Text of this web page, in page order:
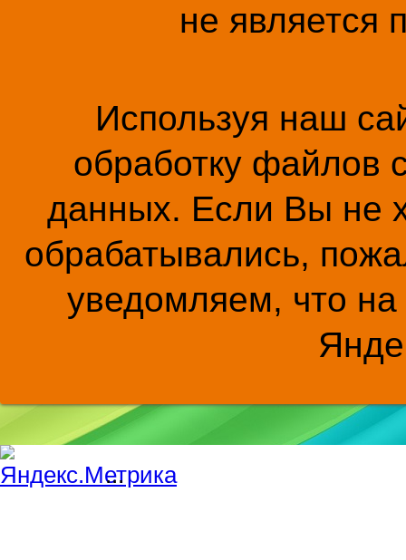
не является
Используя наш
обработку файлов
данных. Если Вы не
обрабатывались,
уведомляем, что на
...